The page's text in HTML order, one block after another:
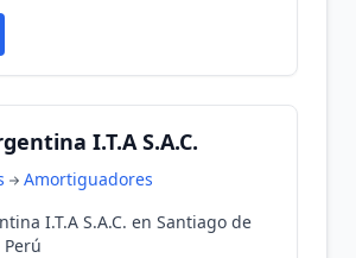
I.T.A S.A.C.
Amortiguadores
I.T.A S.A.C. en Santiago de